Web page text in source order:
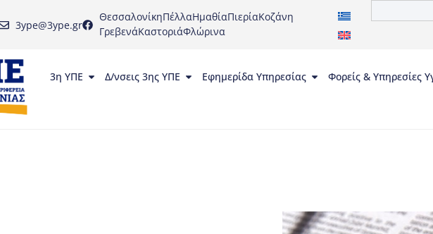
3ype@3ype.gr
ΘεσσαλονίκηΠέλλαΗμαθίαΠιερίαΚοζάνη
ΓρεβενάΚαστοριάΦλώρινα
3η ΥΠΕ Δ/νσεις 3ης ΥΠΕ Εφημερίδα Υπηρεσίας Φορείς & Υπηρεσίες